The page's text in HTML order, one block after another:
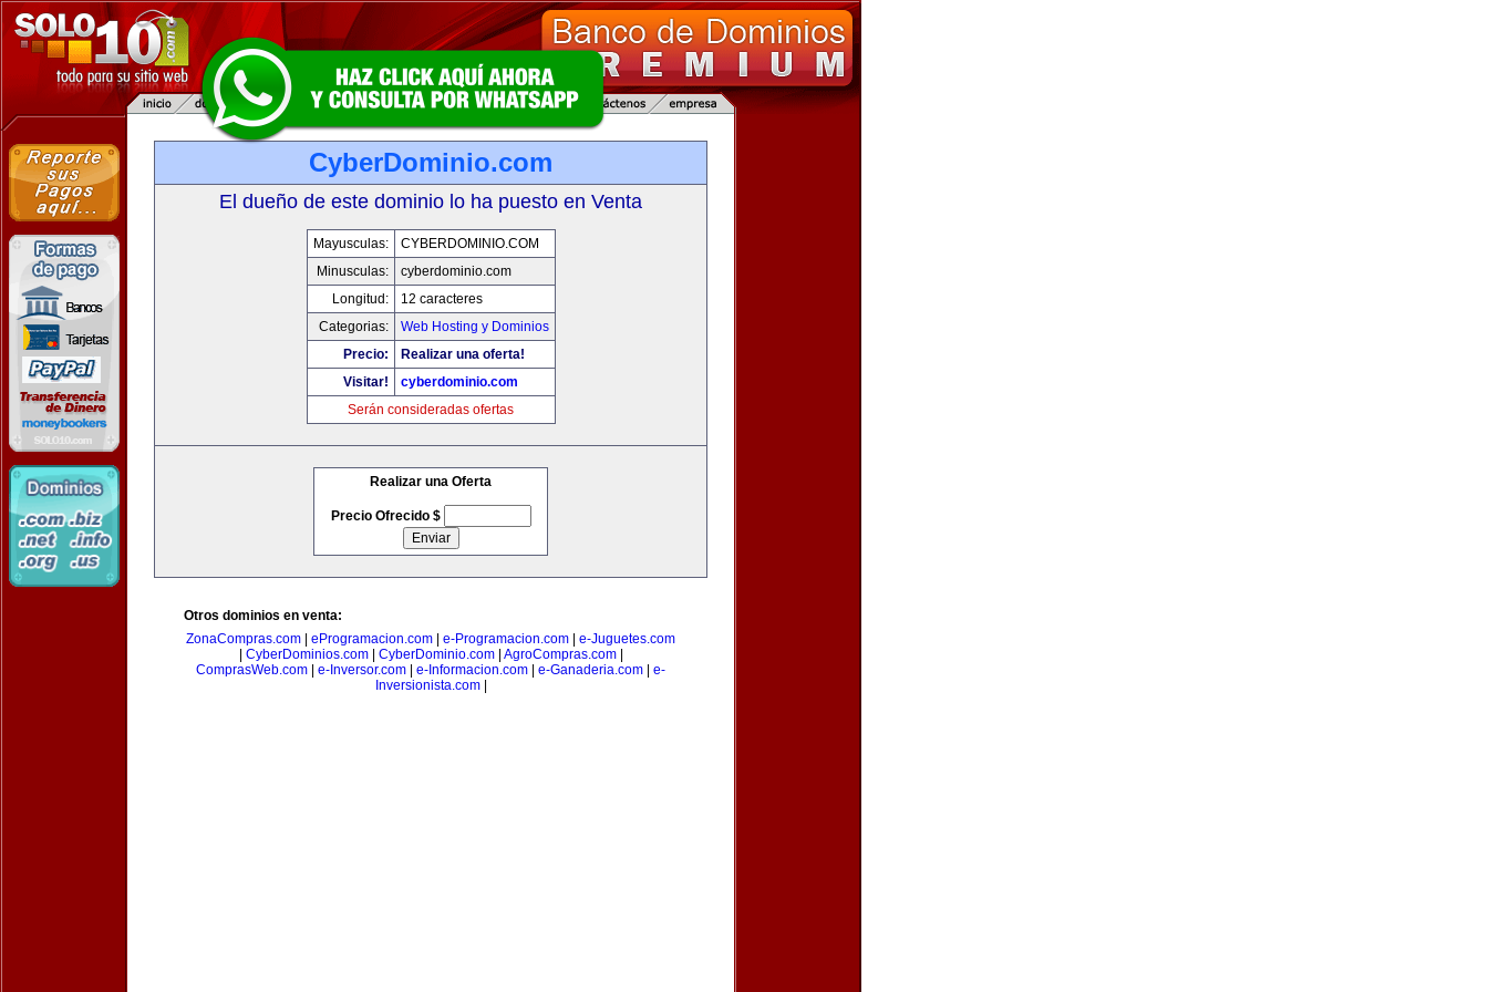
CyberDominio.com
El dueño de este dominio lo ha puesto en Venta
Mayusculas:
CYBERDOMINIO.COM
Minusculas:
cyberdominio.com
Longitud:
12 caracteres
Categorias:
Web Hosting y Dominios
Precio:
Realizar una oferta!
Visitar!
cyberdominio.com
Serán consideradas ofertas
Realizar una Oferta
Precio Ofrecido $
Otros dominios en venta:
ZonaCompras.com
eProgramacion.com e-Programacion.com
e-Juguetes.com
CyberDominios.com| CyberDominio.com| AgroCompras.com|
ComprasWeb.com
e-Inversor.com e-Informacion.com e-Ganaderia.com
e-
Inversionista.com|